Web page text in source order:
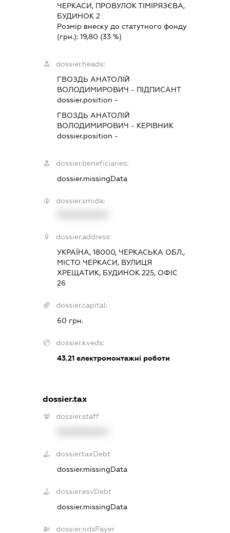
ЧЕРКАСИ, ПРОВУЛОК ТІМІРЯЗЄВА,
БУДИНОК 2
Розмір внеску до статутного фонду
(грн.):19,80 (33 %)
dossier.heads:
ГВОЗДЬ АНАТОЛІЙ
ВОЛОДИМИРОВИЧ - ПІДПИСАНТ
dossier.position -
ГВОЗДЬ АНАТОЛІЙ
ВОЛОДИМИРОВИЧ - КЕРІВНИК
dossier.position -
dossier.beneficiaries:
dossier.missingData
dossier.smida:
dossier.address:
УКРАЇНА, 18000, ЧЕРКАСЬКА ОБЛ.,
МІСТО ЧЕРКАСИ, ВУЛИЦЯ
ХРЕЩАТИК, БУДИНОК 225, ОФІС
26
dossier.capital:
60 грн.
dossier.kveds:
43.21 електромонтажні роботи
dossier.tax
dossier.staff
dossier.taxDebt
dossier.missingData
dossier.esvDebt
dossier.missingData
dossier.ndsPayer